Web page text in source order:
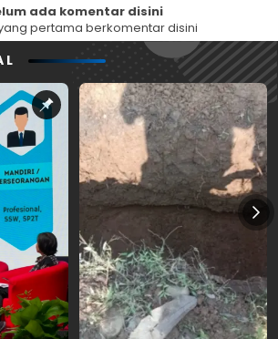
ada komentar disini
pertama berkomentar disini